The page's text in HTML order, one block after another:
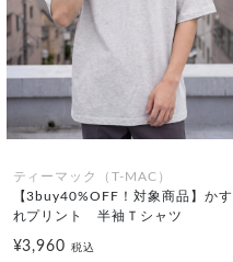
ティーマック（T-MAC）
【3buy40%OFF！対象商品】かす
れプリント 半袖Ｔシャツ
¥3,960税込